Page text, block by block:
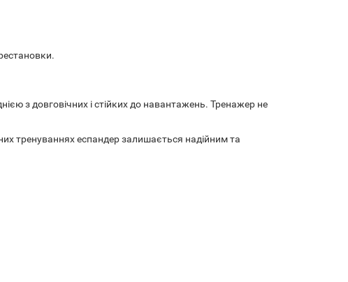
з довговічних і стійких до навантажень. Тренажер не
тренуваннях еспандер залишається надійним та